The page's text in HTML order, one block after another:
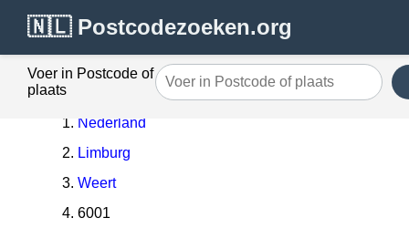
🇳🇱 Postcodezoeken.org
Voer in Postcode of
plaats
Nederland
Limburg
Weert
6001